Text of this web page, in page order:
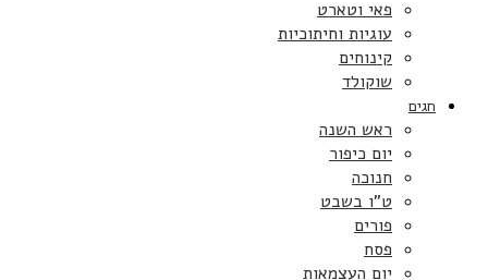
פאי וטארט
עוגיות וחיתוכיות
קינוחים
שוקולד
חגים
ראש השנה
יום כיפור
חנוכה
ט”ו בשבט
פורים
פסח
יום העצמאות